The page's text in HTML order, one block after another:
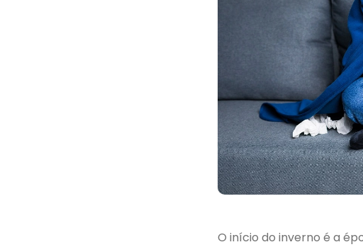
O início do inverno é a
Executive
Premium
A partir de
111,40
Mensal
p/ pessoa
A
R$